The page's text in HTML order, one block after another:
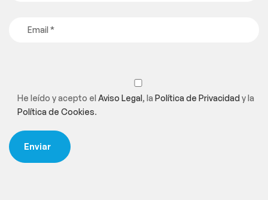
He leído y acepto el Aviso Legal, la Política de Privacidady la
Política de Cookies.